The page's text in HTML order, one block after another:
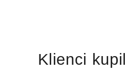
Klienci